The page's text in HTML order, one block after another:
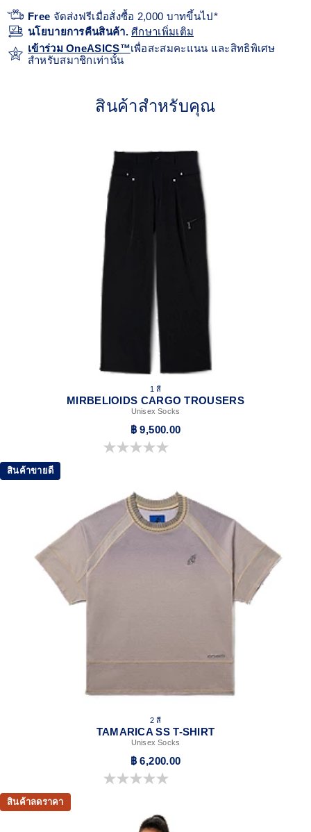
Free จัดส่งฟรีเมื่อสั่งซื้อ 2,000 บาทขึ้นไป*
นโยบายการคืนสินค้า.ศีกษาเพิ่มเติม
เข้าร่วม OneASICS™เพื่อสะสมคะแนน และสิทธิพิเศษ
สำหรับสมาชิกเท่านั้น
สินค้าสำหรับคุณ
1 สี
MIRBELIOIDS CARGO TROUSERS
Unisex Socks
฿ 9,500.00
0.0 จาก 5 ดาว
สินค้าขายดี
2 สี
TAMARICA SS T-SHIRT
Unisex Socks
฿ 6,200.00
0.0 จาก 5 ดาว
สินค้าลดราคา